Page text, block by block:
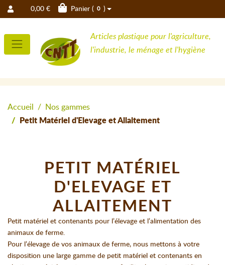
0,00 € Panier ( 0 )
Articles plastique pour l'agriculture,
l'industrie, le ménage et l'hygiène
Accueil
Nos gammes
Petit Matériel d'Elevage et Allaitement
PETIT MATÉRIEL
D'ELEVAGE ET
ALLAITEMENT
Petit matériel et contenants pour l’élevage et l’alimentation des
animaux de ferme.
Pour l’élevage de vos animaux de ferme, nous mettons à votre
disposition une large gamme de petit matériel et contenants en